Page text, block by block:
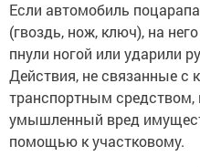
Если автомобиль
(гвоздь, нож, ключ), на
пнули ногой или ударили
Действия, не связанные с
транспортным
умышленный вред
помощью к участковому.